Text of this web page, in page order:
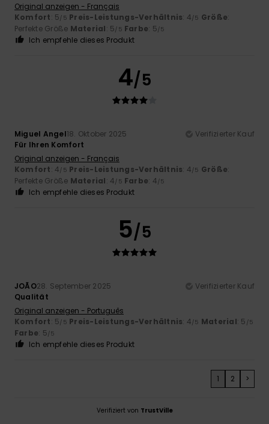
Original anzeigen - Français
Komfort: 5/5 Preis-Leistungs-Verhältnis: 4/5 Größe:
Perfekte Größe Material: 5/5 Farbe: 5/5
Ich empfehle dieses Produkt
4/5
Miguel Angel18. Oktober 2025
Verifizierter Kauf
Für Ihren Komfort
Original anzeigen - Français
Komfort: 4/5 Preis-Leistungs-Verhältnis: 4/5 Größe:
Perfekte Größe Material: 4/5 Farbe: 4/5
Ich empfehle dieses Produkt
5/5
JOÃO28. September 2025
Verifizierter Kauf
Qualität
Original anzeigen - Português
Komfort: 5/5 Preis-Leistungs-Verhältnis: 4/5 Material: 5 /5
Farbe: 5/5
Ich empfehle dieses Produkt
1 2 >
Verifiziert von TrustVille